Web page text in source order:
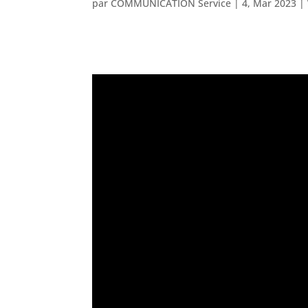
par COMMUNICATION Service |4, Mar 2023 |